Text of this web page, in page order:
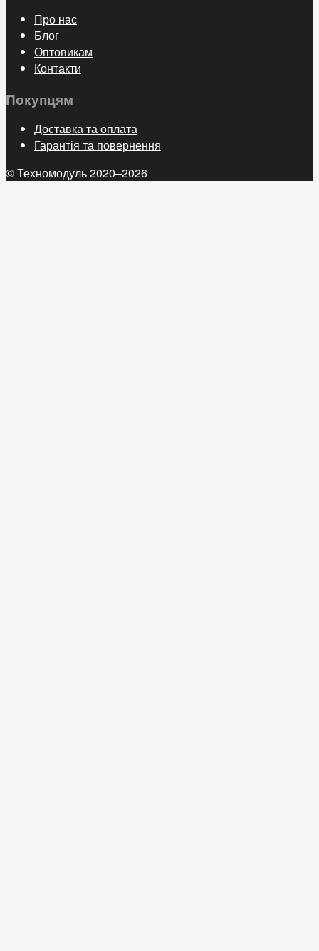
Про нас
Блог
Оптовикам
Контакти
Покупцям
Доставка та оплата
Гарантія та повернення
© Техномодуль 2020–2026